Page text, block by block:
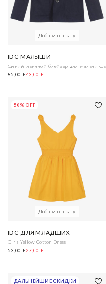
Добавить сразу
IDO МАЛЫШИ
Синий льняной блейзер для мальчиков
85,00 £43,00 £
50% OFF
Добавить сразу
IDO ДЛЯ МЛАДШИХ
Girls Yellow Cotton Dress
53,00 £27,00 £
ДАЛЬНЕЙШИЕ СКИДКИ